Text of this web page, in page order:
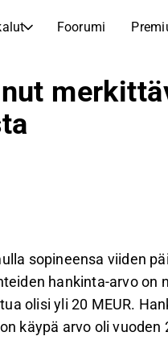
Foorumi
Yhtiöt
Yhtiökokouskutsut
Analyysikoulu
sopineensa viiden
hankinta-arvo on
olisi yli 20 MEUR.
käypä arvo oli vuoden